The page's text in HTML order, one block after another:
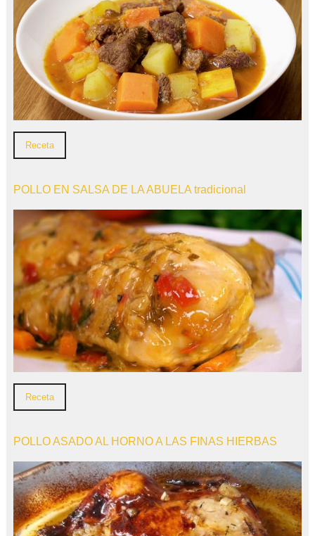
Receta
POLLO EN SALSA DE LA ABUELA tradicional
Receta
POLLO ASADO AL HORNO A LAS FINAS HIERBAS